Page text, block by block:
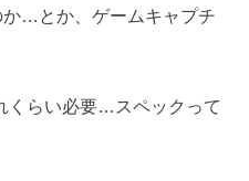
…とか、ゲームキャプチ
くらい必要…スペックって